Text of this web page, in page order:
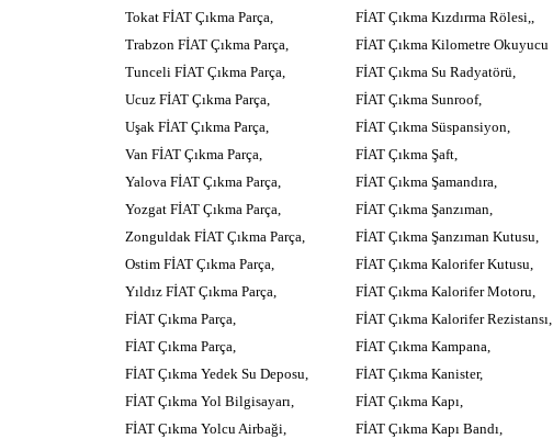
Tokat FİAT Çıkma Parça,
Trabzon FİAT Çıkma Parça,
Tunceli FİAT Çıkma Parça,
Ucuz FİAT Çıkma Parça,
Uşak FİAT Çıkma Parça,
Van FİAT Çıkma Parça,
Yalova FİAT Çıkma Parça,
Yozgat FİAT Çıkma Parça,
Zonguldak FİAT Çıkma Parça,
Ostim FİAT Çıkma Parça,
Yıldız FİAT Çıkma Parça,
FİAT Çıkma Parça,
FİAT Çıkma Parça,
FİAT Çıkma Yedek Su Deposu,
FİAT Çıkma Yol Bilgisayarı,
FİAT Çıkma Yolcu Airbaği,
FİAT Çıkma Kızdırma Rölesi,,
FİAT Çıkma Kilometre Okuyucu
FİAT Çıkma Su Radyatörü,
FİAT Çıkma Sunroof,
FİAT Çıkma Süspansiyon,
FİAT Çıkma Şaft,
FİAT Çıkma Şamandıra,
FİAT Çıkma Şanzıman,
FİAT Çıkma Şanzıman Kutusu,
FİAT Çıkma Kalorifer Kutusu,
FİAT Çıkma Kalorifer Motoru,
FİAT Çıkma Kalorifer Rezistansı,
FİAT Çıkma Kampana,
FİAT Çıkma Kanister,
FİAT Çıkma Kapı,
FİAT Çıkma Kapı Bandı,